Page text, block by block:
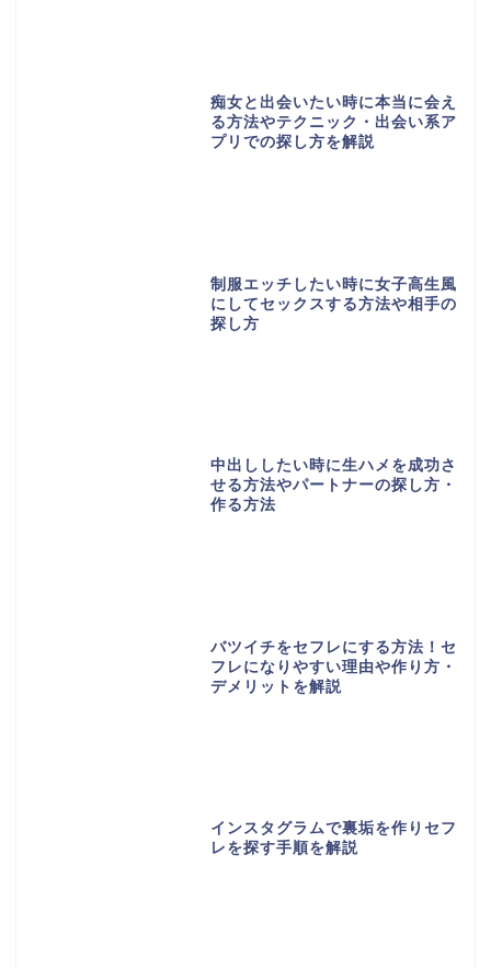
痴女と出会いたい時に本当に会え
る方法やテクニック・出会い系ア
プリでの探し方を解説
制服エッチしたい時に女子高生風
にしてセックスする方法や相手の
探し方
中出ししたい時に生ハメを成功さ
せる方法やパートナーの探し方・
作る方法
バツイチをセフレにする方法！セ
フレになりやすい理由や作り方・
デメリットを解説
インスタグラムで裏垢を作りセフ
レを探す手順を解説